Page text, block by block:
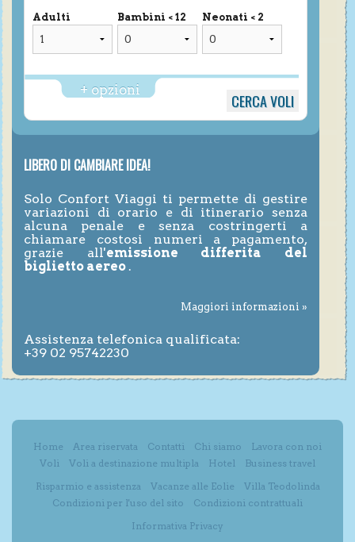
Adulti Bambini < 12 Neonati < 2
+ opzioni
LIBERO DI CAMBIARE IDEA!
Solo Confort Viaggi ti permette di gestire
variazioni di orario e di itinerario senza
alcuna penale e senza costringerti a
chiamare costosi numeri a pagamento,
grazie all'emissione differita del
biglietto aereo .
Maggiori informazioni »
Assistenza telefonica qualificata:
+39 02 95742230
Home Area riservata Contatti Chi siamo
Lavora con noi
Voli
Voli a destinazione multipla Hotel
Business travel
Risparmio e assistenza
Vacanze alle Eolie
Villa Teodolinda
Condizioni per l'uso del sito
Condizioni contrattuali
Informativa Privacy